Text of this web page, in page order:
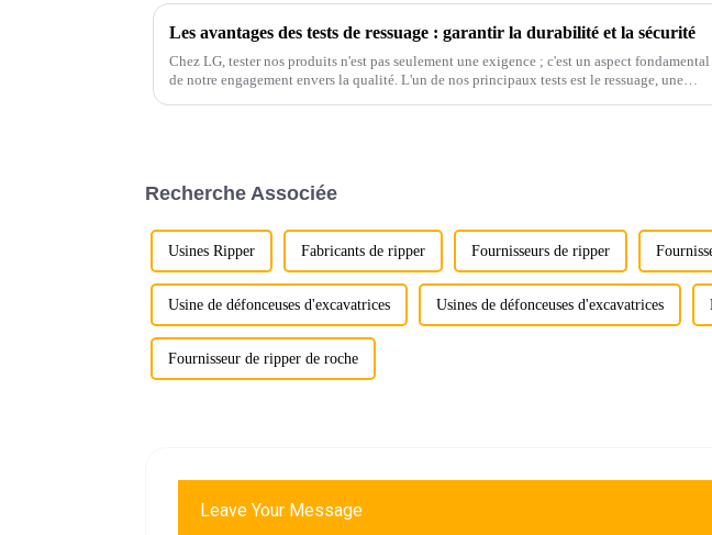
Les avantages des tests de ressuage : garantir la durabilité et la sécurité
Chez LG, tester nos produits n'est pas seulement une exigence ; c'est un aspect fondamental
de notre engagement envers la qualité. L'un de nos principaux tests est le ressuage, une
Recherche Associée
Usines Ripper Fabricants de ripper Fournisseurs de ripper
Usine de défonceuses d'excavatrices Usines de défonceuses d'excavatrices
Fournisseur de ripper de roche
Leave Your Message